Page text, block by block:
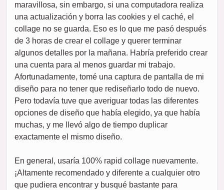
maravillosa, sin embargo, si una computadora realiza
una actualización y borra las cookies y el caché, el
collage no se guarda. Eso es lo que me pasó después
de 3 horas de crear el collage y querer terminar
algunos detalles por la mañana. Habría preferido crear
una cuenta para al menos guardar mi trabajo.
Afortunadamente, tomé una captura de pantalla de mi
diseño para no tener que rediseñarlo todo de nuevo.
Pero todavía tuve que averiguar todas las diferentes
opciones de diseño que había elegido, ya que había
muchas, y me llevó algo de tiempo duplicar
exactamente el mismo diseño.
En general, usaría 100% rapid collage nuevamente.
¡Altamente recomendado y diferente a cualquier otro
que pudiera encontrar y busqué bastante para